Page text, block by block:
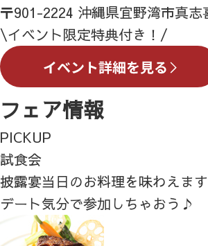
〒901-2224 沖縄県宜野湾市真志
\イベント限定特典付き！/
フェア情報
PICKUP
試食会
披露宴当日のお料理を味わえます
デート気分で参加しちゃおう♪